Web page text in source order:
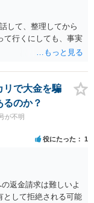
して、整理してから
て行くにしても、事実
リで大金を騙
のか？
が不明
役にたった 1
返金請求は難しいよ
として拒絶される可能